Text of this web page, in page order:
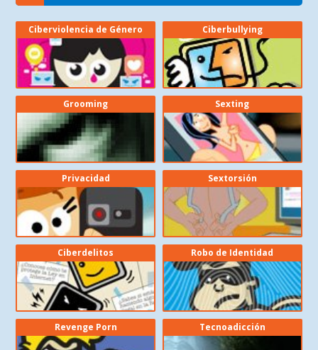
Ciberviolencia de Género Ciberbullying
Grooming Sexting
Privacidad Sextorsión
Ciberdelitos Robo de Identidad
Revenge Porn Tecnoadicción